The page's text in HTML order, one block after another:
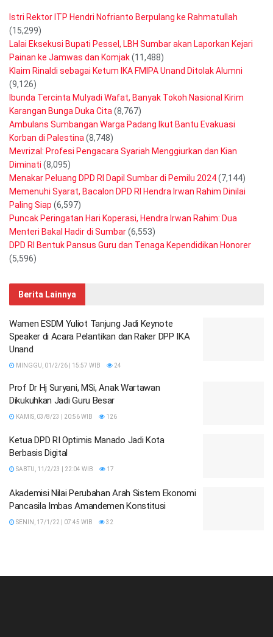
Istri Rektor ITP Hendri Nofrianto Berpulang ke Rahmatullah
(15,299)
Lalai Eksekusi Bupati Pessel, LBH Sumbar akan Laporkan Kejari
Painan ke Jamwas dan Komjak(11,488)
Klaim Rinaldi sebagai Ketum IKA FMIPA Unand Ditolak Alumni
(9,126)
Ibunda Tercinta Mulyadi Wafat, Banyak Tokoh Nasional Kirim
Karangan Bunga Duka Cita (8,767)
Ambulans Sumbangan Warga Padang Ikut Bantu Evakuasi
Korban di Palestina (8,748)
Mevrizal: Profesi Pengacara Syariah Menggiurkan dan Kian
Diminati (8,095)
Menakar Peluang DPD RI Dapil Sumbar di Pemilu 2024(7,144)
Memenuhi Syarat, Bacalon DPD RI Hendra Irwan Rahim Dinilai
Paling Siap (6,597)
Puncak Peringatan Hari Koperasi, Hendra Irwan Rahim: Dua
Menteri Bakal Hadir di Sumbar(6,553)
DPD RI Bentuk Pansus Guru dan Tenaga Kependidikan Honorer
(5,596)
Berita Lainnya
Wamen ESDM Yuliot Tanjung Jadi Keynote
Speaker di Acara Pelantikan dan Raker DPP IKA
Unand
MINGGU, 01/2/26 | 15:57 WIB 24
Prof Dr Hj Suryani, MSi, Anak Wartawan
Dikukuhkan Jadi Guru Besar
KAMIS, 03/8/23 | 20:56 WIB 126
Ketua DPD RI Optimis Manado Jadi Kota
Berbasis Digital
SABTU, 11/2/23 | 22:04 WIB 17
Akademisi Nilai Perubahan Arah Sistem Ekonomi
Pancasila Imbas Amandemen Konstitusi
SENIN, 17/1/22 | 07:45 WIB 32